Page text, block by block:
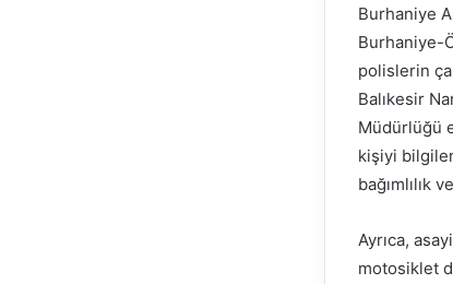
Burhaniye
Burhaniye-
polislerin
Balıkesir
Müdürlüğü
kişiyi
bağımlılık
Ayrıca,
motosiklet